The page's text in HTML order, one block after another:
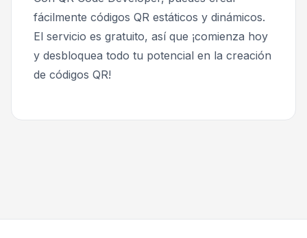
fácilmente códigos QR estáticos y dinámicos.
El servicio es gratuito, así que ¡comienza hoy
y desbloquea todo tu potencial en la creación
de códigos QR!